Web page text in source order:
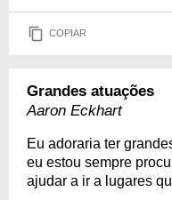
COPIAR
Grandes atuações
Aaron Eckhart
Eu adoraria ter
eu estou sempre
ajudar a ir a lugares